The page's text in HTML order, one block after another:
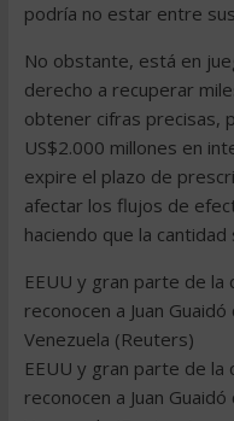
podría no estar entre
No obstante, está en
derecho a recuperar
obtener cifras precisas,
US$2.000 millones en
expire el plazo de
afectar los flujos de
haciendo que la
EEUU y gran parte de la
reconocen a Juan
Venezuela (Reuters)
EEUU y gran parte de la
reconocen a Juan